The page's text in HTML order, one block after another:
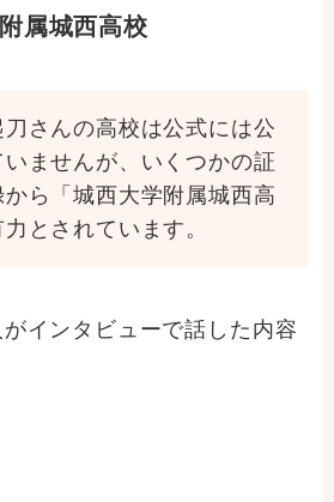
属城西高校
刀さんの高校は公式には公
ませんが、いくつかの証
ら「城西大学附属城西高
とされています。
インタビューで話した内容